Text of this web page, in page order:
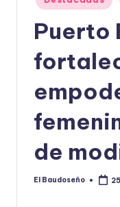
en
Puerto
de
Publicado
El Baudoseño